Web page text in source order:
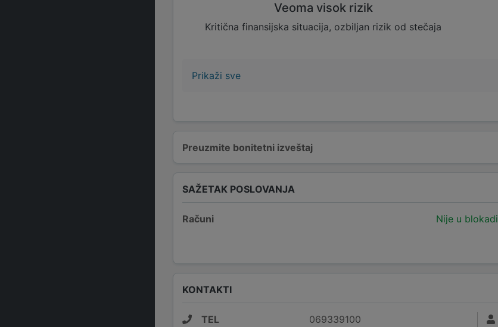
Preuzmite bonitetni izveštaj
Veoma visok rizik
Kritična finansijska situacija, ozbiljan rizik od stečaja
Prikaži sve
SAŽETAK POSLOVANJA
Računi Nije u blokadi
KONTAKTI
TEL
069339100